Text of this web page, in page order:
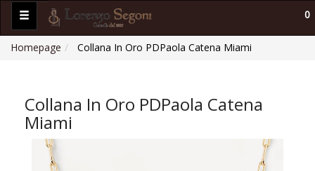
0
Homepage Collana In Oro PDPaola Catena Miami
Collana In Oro PDPaola Catena
Miami